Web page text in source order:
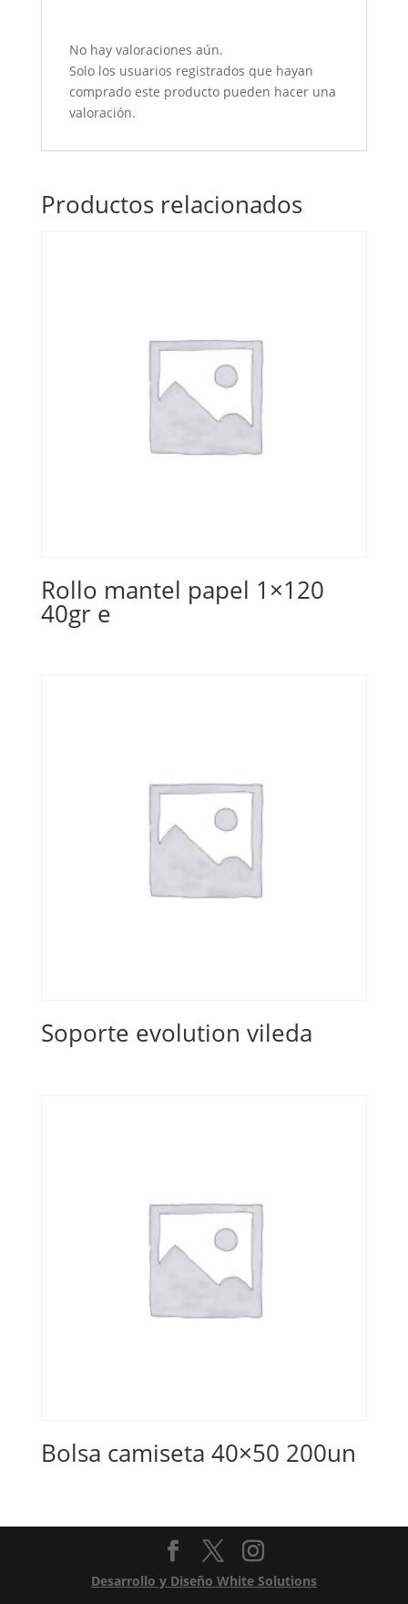
No hay valoraciones aún.
Solo los usuarios registrados que hayan
comprado este producto pueden hacer una
valoración.
Productos relacionados
Rollo mantel papel 1×120
40gr e
Soporte evolution vileda
Bolsa camiseta 40×50 200un
Desarrollo y Diseño White Solutions